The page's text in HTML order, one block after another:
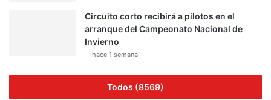
Circuito corto recibirá a pilotos en el
arranque del Campeonato Nacional de
Invierno
hace 1 semana
Todos (8569)